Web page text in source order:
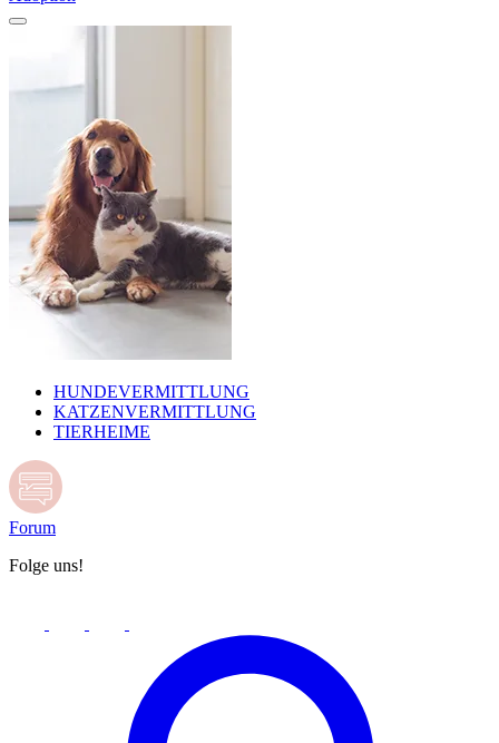
HUNDEVERMITTLUNG
KATZENVERMITTLUNG
TIERHEIME
Forum
Folge uns!